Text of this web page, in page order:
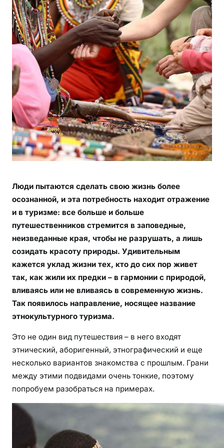
ы
к
р
а
с
и
в
ы
е
и
н
е
з
ы
м
е
с
л
я
п
с
Люди пытаются сделать свою жизнь более
осознанной, и эта потребность находит отражение
и в туризме: все больше и больше
путешественников стремится в заповедные,
неизведанные края, чтобы не разрушать, а лишь
созидать красоту природы. Удивительным
кажется уклад жизни тех, кто до сих пор живет
так, как жили их предки – в гармонии с природой,
вливаясь или не вливаясь в современную жизнь.
Так появилось направление, носящее название
этнокультурного туризма.
Это не один вид путешествия – в него входят
этнический, аборигенный, этнографический и еще
несколько вариантов знакомства с прошлым. Грани
между этими подвидами очень тонкие, поэтому
попробуем разобраться на примерах.